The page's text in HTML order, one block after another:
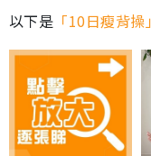
以下是 「10日瘦背操」